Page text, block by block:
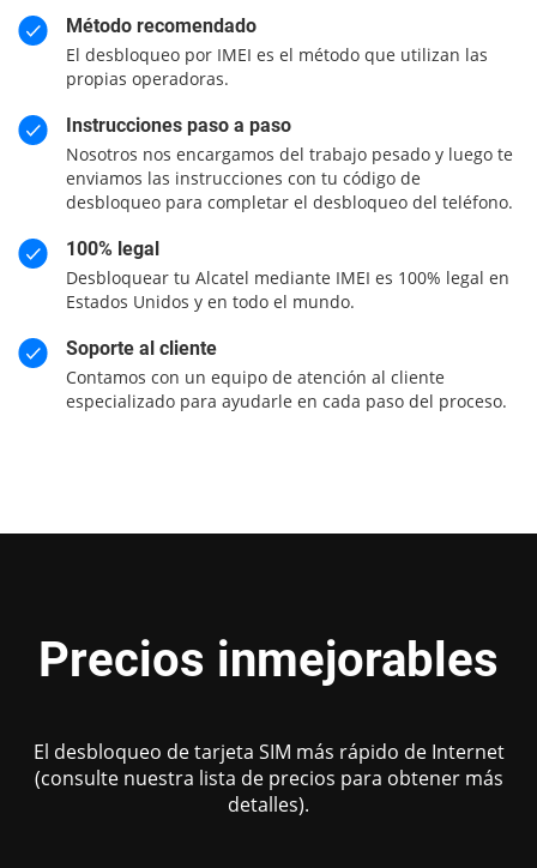
Método recomendado
El desbloqueo por IMEI es el método que utilizan las
propias operadoras.
Instrucciones paso a paso
Nosotros nos encargamos del trabajo pesado y luego te
enviamos las instrucciones con tu código de
desbloqueo para completar el desbloqueo del teléfono.
100% legal
Desbloquear tu Alcatel mediante IMEI es 100% legal en
Estados Unidos y en todo el mundo.
Soporte al cliente
Contamos con un equipo de atención al cliente
especializado para ayudarle en cada paso del proceso.
Precios inmejorables
El desbloqueo de tarjeta SIM más rápido de Internet
(consulte nuestra lista de precios para obtener más
detalles).